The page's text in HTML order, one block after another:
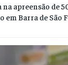
apreensão de
em Barra de São